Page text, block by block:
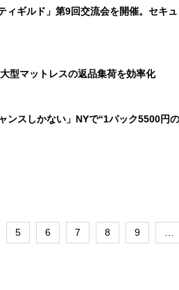
ィギルド」第9回交流会を開催。セキ
型マットレスの返品集荷を効率化
ンスしかない」NYで“1パック5500円
5 6 7 8 9